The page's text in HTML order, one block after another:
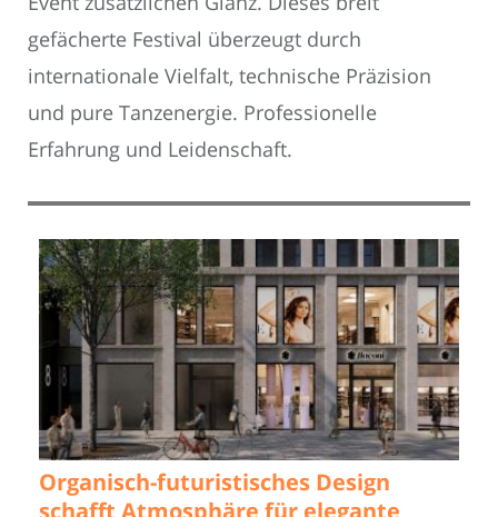
gefächerte Festival überzeugt durch
internationale Vielfalt, technische Präzision
und pure Tanzenergie. Professionelle
Erfahrung und Leidenschaft.
Organisch-futuristisches Design
schafft Atmosphäre für elegante